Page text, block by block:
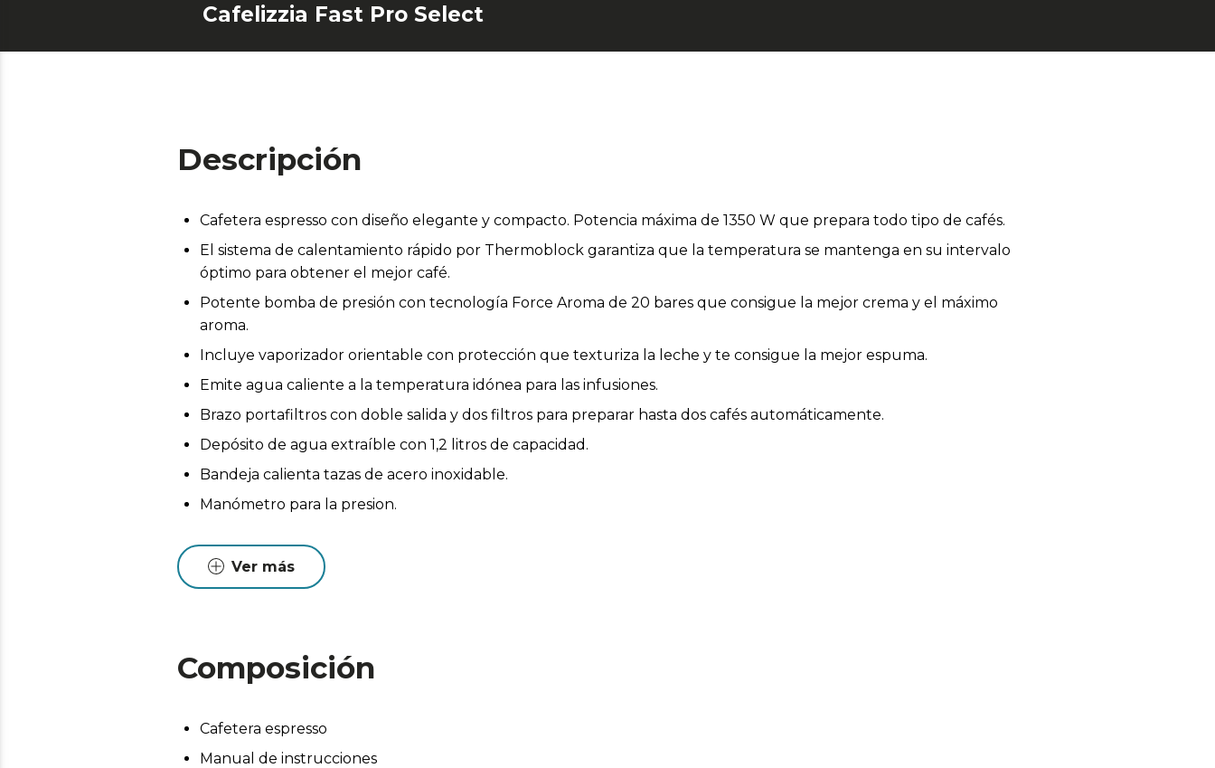
Cafelizzia Fast Pro Select
Descripción
Cafetera espresso con diseño elegante y compacto. Potencia máxima de 1350 W que prepara todo tipo de cafés.
El sistema de calentamiento rápido por Thermoblock garantiza que la temperatura se mantenga en su intervalo
óptimo para obtener el mejor café.
Potente bomba de presión con tecnología Force Aroma de 20 bares que consigue la mejor crema y el máximo
aroma.
Incluye vaporizador orientable con protección que texturiza la leche y te consigue la mejor espuma.
Emite agua caliente a la temperatura idónea para las infusiones.
Brazo portafiltros con doble salida y dos filtros para preparar hasta dos cafés automáticamente.
Depósito de agua extraíble con 1,2 litros de capacidad.
Bandeja calienta tazas de acero inoxidable.
Manómetro para la presion.
Ver más
Composición
Cafetera espresso
Manual de instrucciones